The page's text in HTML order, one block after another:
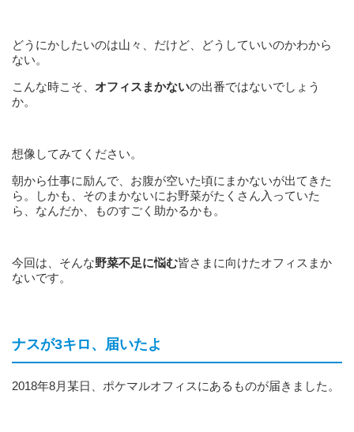
どうにかしたいのは山々、だけど、どうしていいのかわから
ない。
こんな時こそ、 オフィスまかないの出番ではないでしょう
か。
想像してみてください。
朝から仕事に励んで、お腹が空いた頃にまかないが出てきた
ら。しかも、そのまかないにお野菜がたくさん入っていた
ら、なんだか、ものすごく助かるかも。
今回は、そんな野菜不足に悩む皆さまに向けたオフィスまか
ないです。
ナスが3キロ、届いたよ
2018年8月某日、ポケマルオフィスにあるものが届きました。